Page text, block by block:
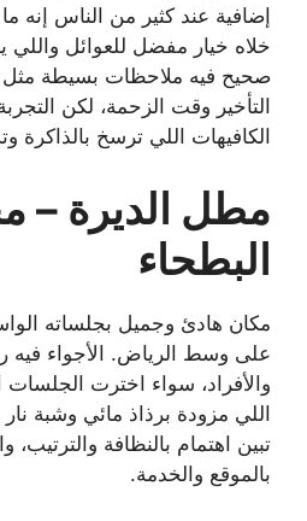
إضافية عند كثير من الناس إنه
خلاه خيار مفضل للعوائل واللي
صحيح فيه ملاحظات بسيطة
التأخير وقت الزحمة، لكن
الكافيهات اللي ترسخ بالذاكرة
مطل الديرة –
البطحاء
مكان هادئ وجميل بجلساته
على وسط الرياض. الأجواء فيه
والأفراد، سواء اخترت الجلسات
اللي مزودة برذاذ مائي وشبة
تبين اهتمام بالنظافة والترتيب،
بالموقع والخدمة.